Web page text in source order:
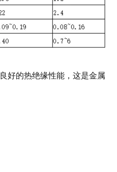
好的热绝缘性能，这是金属